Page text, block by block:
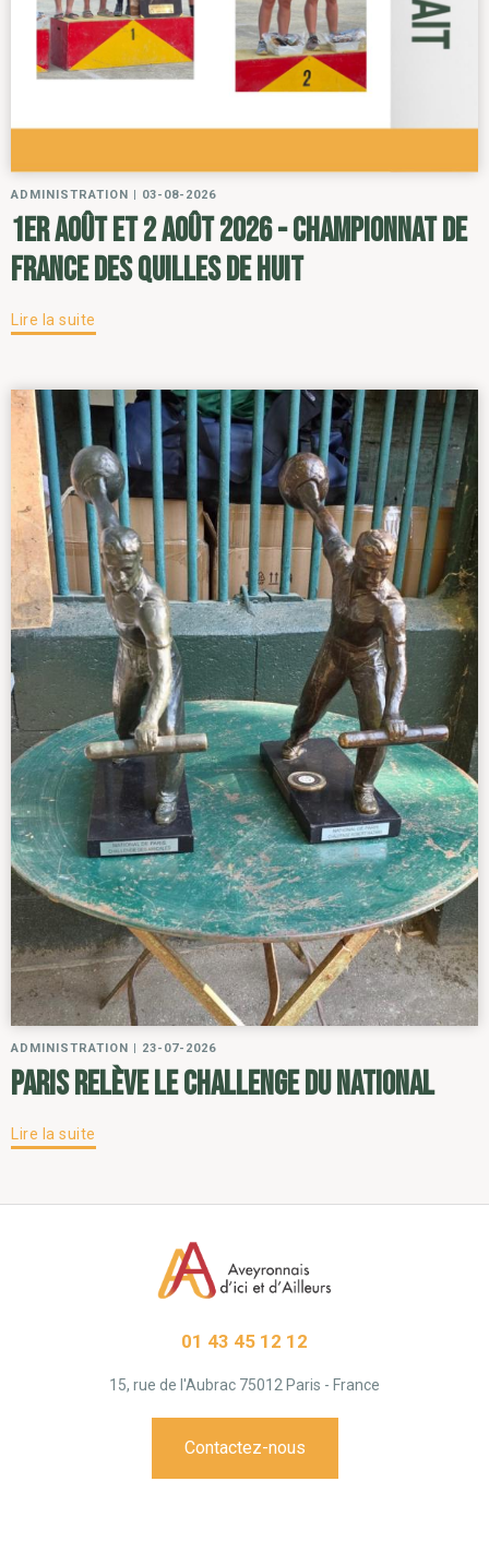
ADMINISTRATION 03-08-2026
1er août et 2 août 2026 - Championnat de
France des Quilles de Huit
Lire la suite
ADMINISTRATION | 23-07-2026
Paris relève le challenge du National
Lire la suite
01 43 45 12 12
15, rue de l'Aubrac 75012 Paris - France
Contactez-nous